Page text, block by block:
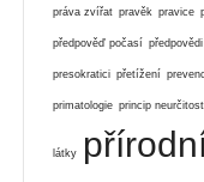
práva zvířat pravěk pravice
předpověď počasí předpovědi
presokratici přetížení
primatologie princip
látky